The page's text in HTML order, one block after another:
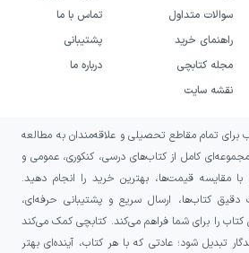
کرده بود و تحصیلات حوزوی را
داده بود. فیرحی استادتمام
دانشکدهٔ حقوق و علوم سیاسی
و به صورت مدعو در
فیرحی غیر از فعالیت آکادمیک،
هم می‌پرداخت؛ برای مثال او
مجمع مدرسین و محققین حوزهٔ
درس‌گفتارهایی را هم در موسسهٔ
اقتصادی «پرسش» برگزار می‌کرد.
سوالات متداول
راهنمای خرید
مجله کتابچی
نقشه سایت
تماس با ما
پشتیبانی
درباره ما
برای تمام مقاطع تحصیلی و علاقه‌مندان به مطالعه
کامل از کتاب‌های درسی، کنکوری، عمومی و
مقایسه قیمت‌ها، بهترین خرید را انجام دهید.
کتاب‌ها، ارسال سریع و پشتیبانی حرفه‌ای،
کتاب را برای شما فراهم می‌کند. کتابچی کمک می‌کند
تبدیل شود؛ عادتی که با هر کتاب، آینده‌ای بهتر